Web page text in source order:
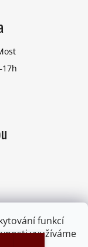
funkcí
využíváme